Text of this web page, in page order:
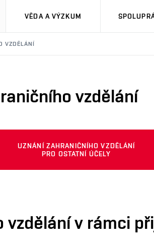
VĚDA A VÝZKUM
VZDĚLÁNÍ
vzdělání
UZNÁNÍ ZAHRANIČNÍHO VZDĚLÁNÍ
PRO OSTATNÍ ÚČELY
vzdělání v rámci